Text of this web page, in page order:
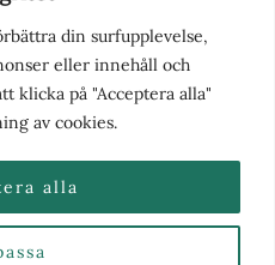
din surfupplevelse,
eller innehåll och
klicka på "Acceptera alla"
av cookies.
alla
på nätet. Med
också med blick för det större
kanal för nyheter,
grundades 1988 och
2025.
oss